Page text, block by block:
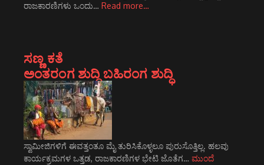
ರಾಜಕಾರಣಿಗಳು ಒಂದು… Read more…
ಸಣ್ಣ ಕತೆ
ಅಂತರಂಗ ಶುದ್ಧಿ ಬಹಿರಂಗ ಶುದ್ಧಿ
ಸ್ವಾಮೀಜಿಗಳಿಗೆ ಈವತ್ತಂತೂ ಮೈ ತುರಿಸಿಕೊಳ್ಳಲೂ ಪುರುಸೊತ್ತಿಲ್ಲ. ಹಲವು
ಕಾರ್ಯಕ್ರಮಗಳ ಒತ್ತಡ, ರಾಜಕಾರಣಿಗಳ ಭೇಟಿ ಜೊತೆಗ… ಮುಂದೆ